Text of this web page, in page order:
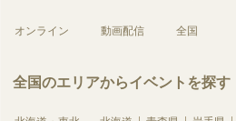
オンライン 動画配信 全国
全国のエリアからイベントを探す